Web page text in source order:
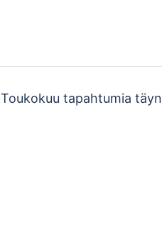
Toukokuu tapahtumia